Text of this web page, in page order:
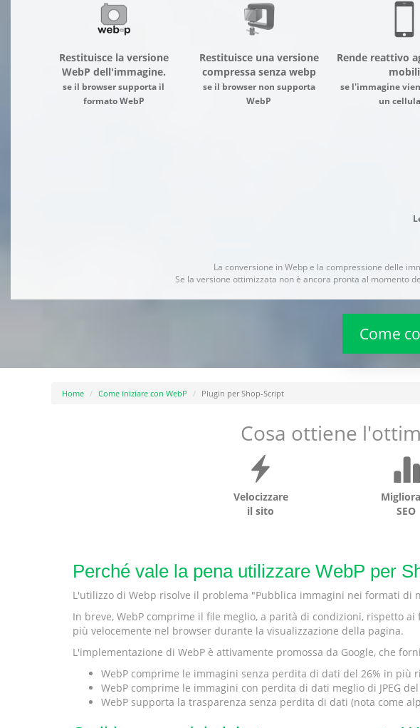
Restituisce la versione
WebP dell'immagine.
se il browser supporta il
formato WebP
Restituisce una versione
compressa senza webp
se il browser non supporta
WebP
Rende reattivo
mobili
se l'immagine
un
La conversione in Webp e la compressione delle
Se la versione ottimizzata non è ancora pronta al momento
Come
Home Come iniziare con WebP Plugin per Shop-Script
Cosa ottiene
Velocizzare
il sito
SEO
Perché vale la pena utilizzare WebP per
L'utilizzo di Webp risolve il problema "Pubblica immagini nei formati di
In breve, WebP comprime il file meglio, a parità di condizioni, rispetto
più velocemente nel browser durante la visualizzazione della pagina.
L'implementazione di WebP è attivamente promossa da Google, che
WebP comprime le immagini senza perdita di dati del 26% in più
WebP comprime le immagini con perdita di dati meglio di JPEG
WebP supporta la trasparenza senza perdita di dati (nota come